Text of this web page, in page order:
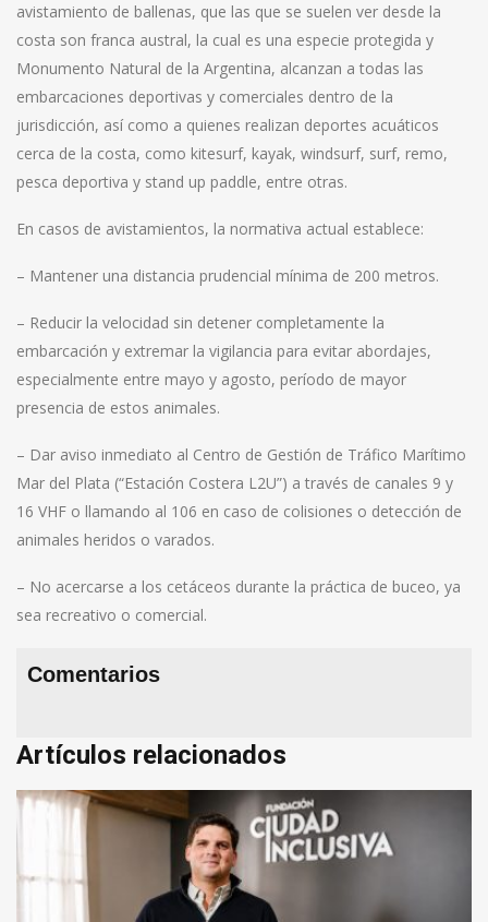
avistamiento de ballenas, que las que se suelen ver desde la
costa son franca austral, la cual es una especie protegida y
Monumento Natural de la Argentina, alcanzan a todas las
embarcaciones deportivas y comerciales dentro de la
jurisdicción, así como a quienes realizan deportes acuáticos
cerca de la costa, como kitesurf, kayak, windsurf, surf, remo,
pesca deportiva y stand up paddle, entre otras.
En casos de avistamientos, la normativa actual establece:
– Mantener una distancia prudencial mínima de 200 metros.
– Reducir la velocidad sin detener completamente la
embarcación y extremar la vigilancia para evitar abordajes,
especialmente entre mayo y agosto, período de mayor
presencia de estos animales.
– Dar aviso inmediato al Centro de Gestión de Tráfico Marítimo
Mar del Plata (“Estación Costera L2U”) a través de canales 9 y
16 VHF o llamando al 106 en caso de colisiones o detección de
animales heridos o varados.
– No acercarse a los cetáceos durante la práctica de buceo, ya
sea recreativo o comercial.
Comentarios
Artículos relacionados